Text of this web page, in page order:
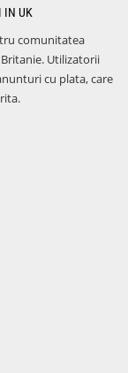
IN UK
comunitatea
Utilizatorii
cu plata, care